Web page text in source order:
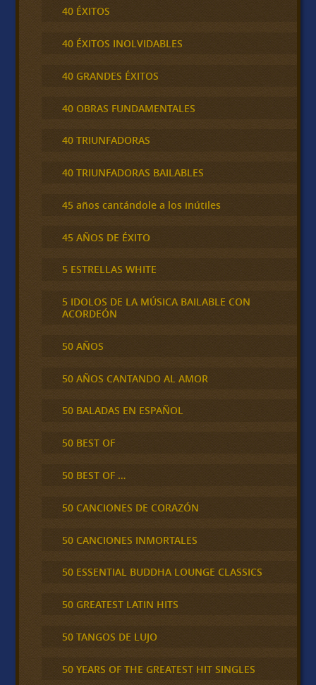
40 ÉXITOS
40 ÉXITOS INOLVIDABLES
40 GRANDES ÉXITOS
40 OBRAS FUNDAMENTALES
40 TRIUNFADORAS
40 TRIUNFADORAS BAILABLES
45 años cantándole a los inútiles
45 AÑOS DE ÉXITO
5 ESTRELLAS WHITE
5 IDOLOS DE LA MÚSICA BAILABLE CON
ACORDEÓN
50 AÑOS
50 AÑOS CANTANDO AL AMOR
50 BALADAS EN ESPAÑOL
50 BEST OF
50 BEST OF …
50 CANCIONES DE CORAZÓN
50 CANCIONES INMORTALES
50 ESSENTIAL BUDDHA LOUNGE CLASSICS
50 GREATEST LATIN HITS
50 TANGOS DE LUJO
50 YEARS OF THE GREATEST HIT SINGLES